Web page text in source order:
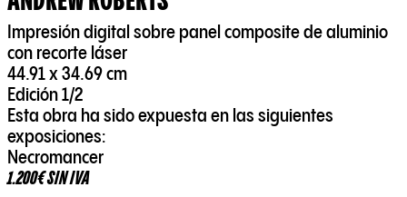
Impresión digital sobre panel composite de aluminio
con recorte láser
44.91 x 34.69 cm
Edición 1/2
Esta obra ha sido expuesta en las siguientes
exposiciones:
Necromancer
1.200€ SIN IVA